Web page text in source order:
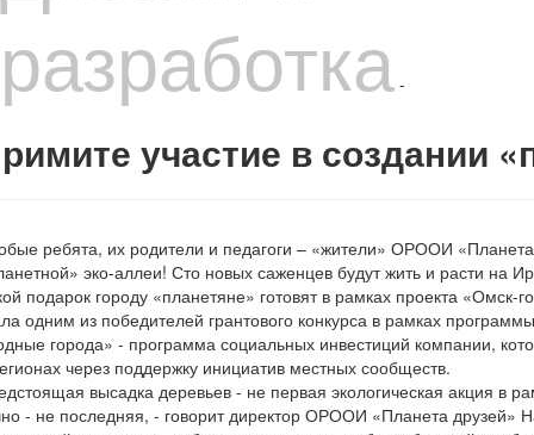
разработка -
участие в создании
ребята, их родители и педагоги – «жители» ОРООИ
эко-аллеи! Сто новых саженцев будут жить и расти на
подарок городу «планетяне» готовят в рамках проекта
одним из победителей грантового конкурса в рамках
города» - программа социальных инвестиций компании,
через поддержку инициатив местных сообществ.
высадка деревьев - не первая экологическая акция в
- не последняя, - говорит директор ОРООИ «Планета